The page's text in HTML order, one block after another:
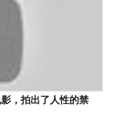
，拍出了人性的禁